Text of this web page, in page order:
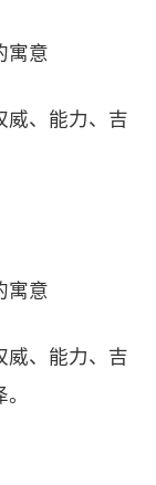
寓意
威、能力、吉
寓意
威、能力、吉